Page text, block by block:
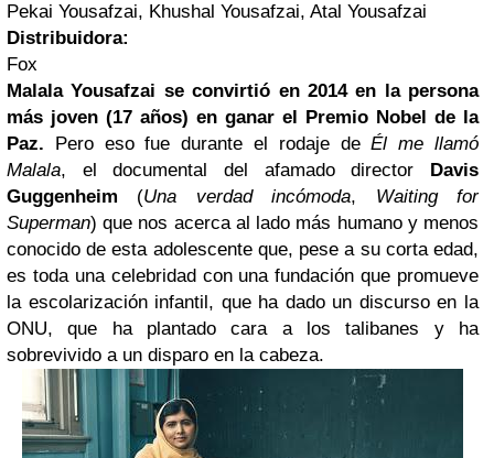
Pekai Yousafzai, Khushal Yousafzai, Atal Yousafzai
Distribuidora:
Fox
Malala Yousafzai se convirtió en 2014 en la persona
más joven (17 años) en ganar el Premio Nobel de la
Paz. Pero eso fue durante el rodaje deÉl me llamó
Malala, el documental del afamado director Davis
Guggenheim (Una verdad incómoda, Waiting for
Superman) que nos acerca al lado más humano y menos
conocido de esta adolescente que, pese a su corta edad,
es toda una celebridad con una fundación que promueve
la escolarización infantil, que ha dado un discurso en la
ONU, que ha plantado cara a los talibanes y ha
sobrevivido a un disparo en la cabeza.